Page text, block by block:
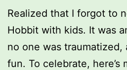
Realized that I forgot to
Hobbit with kids. It was
no one was traumatized,
fun. To celebrate, here’s